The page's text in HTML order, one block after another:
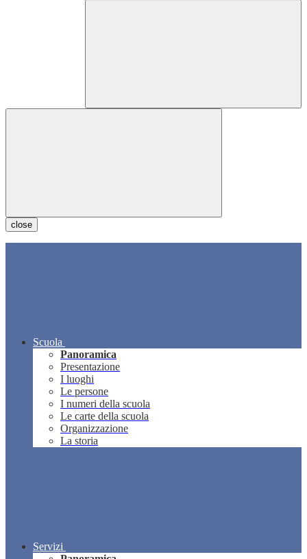
close
Scuola
Panoramica
Presentazione
I luoghi
Le persone
I numeri della scuola
Le carte della scuola
Organizzazione
La storia
Servizi